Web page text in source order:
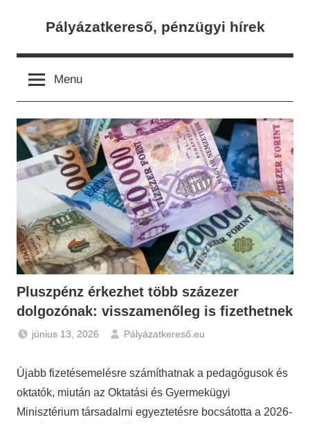
Pályázatkereső, pénzügyi hírek
Menu
Pluszpénz érkezhet több százezer
dolgozónak: visszamenőleg is fizethetnek
június 13, 2026
Pályázatkereső.eu
Hírek
Újabb fizetésemelésre számíthatnak a pedagógusok és
oktatók, miután az Oktatási és Gyermekügyi
Minisztérium társadalmi egyeztetésre bocsátotta a 2026-